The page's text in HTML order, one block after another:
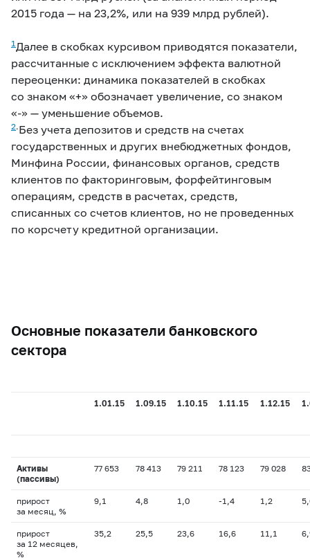
2015 года — на 23,2%, или на 939 млрд рублей).
1 Далее в скобках курсивом приводятся показатели,
рассчитанные с исключением эффекта валютной
переоценки: динамика показателей в скобках
со знаком «+» обозначает увеличение, со знаком
«-» — уменьшение объемов.
2.Без учета депозитов и средств на счетах
государственных и других внебюджетных фондов,
Минфина России, финансовых органов, средств
клиентов по факторинговым, форфейтинговым
операциям, средств в расчетах, средств,
списанных со счетов клиентов, но не проведенных
по корсчету кредитной организации.
Основные показатели банковского
сектора
1.01.15 1.09.15 1.10.15 1.11.15 1.12.15
Активы
(пассивы)
77 653 78 413 79 211 78 123 79 028
прирост
за месяц, %
9,1 4,8 1,0 -1,4 1,2
прирост
за 12 месяцев,
%
35,2 25,5 23,6 16,6 11,1